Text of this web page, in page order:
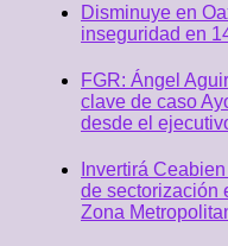
Disminuye en
inseguridad en
FGR: Ángel
clave de caso
desde el
Invertirá
de sectorización
Zona